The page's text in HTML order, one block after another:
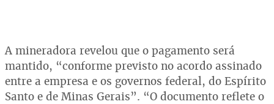
A mineradora revelou que o pagamento será
mantido, “conforme previsto no acordo assinado
entre a empresa e os governos federal, do Espírito
Santo e de Minas Gerais”. “O documento reflete o